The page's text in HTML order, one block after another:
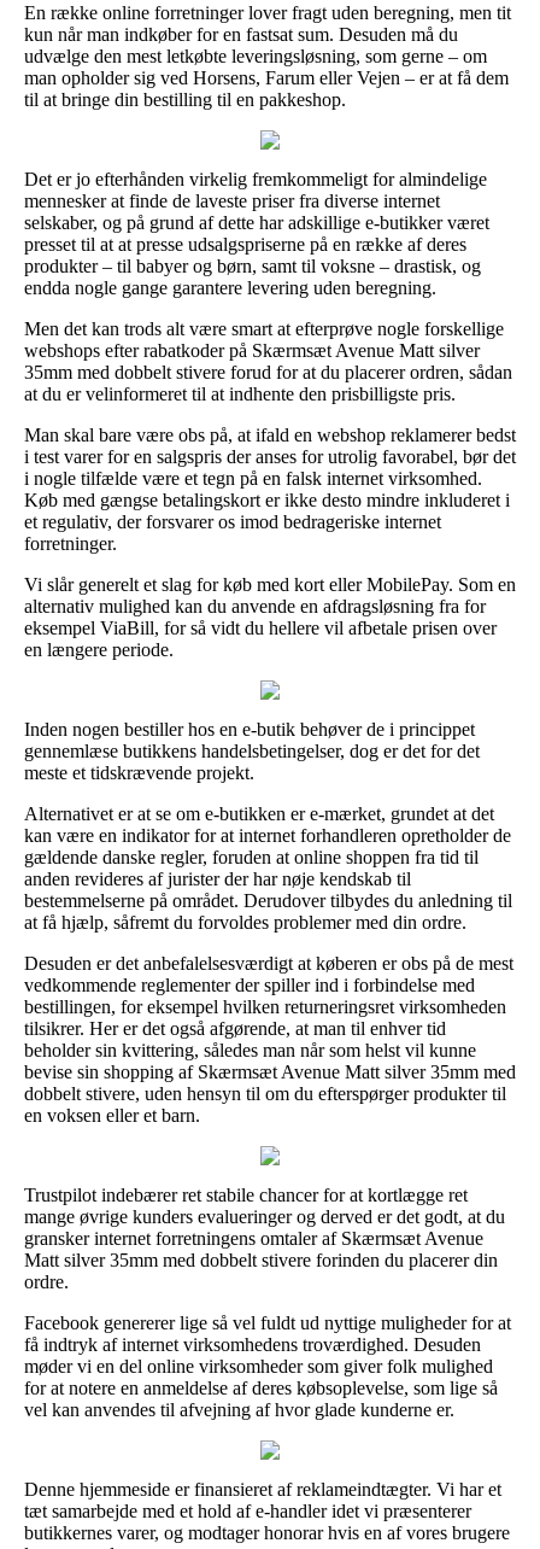
En række online forretninger lover fragt uden beregning, men tit
kun når man indkøber for en fastsat sum. Desuden må du
udvælge den mest letkøbte leveringsløsning, som gerne – om
man opholder sig ved Horsens, Farum eller Vejen – er at få dem
til at bringe din bestilling til en pakkeshop.
Det er jo efterhånden virkelig fremkommeligt for almindelige
mennesker at finde de laveste priser fra diverse internet
selskaber, og på grund af dette har adskillige e-butikker været
presset til at at presse udsalgspriserne på en række af deres
produkter – til babyer og børn, samt til voksne – drastisk, og
endda nogle gange garantere levering uden beregning.
Men det kan trods alt være smart at efterprøve nogle forskellige
webshops efter rabatkoder på Skærmsæt Avenue Matt silver
35mm med dobbelt stivere forud for at du placerer ordren, sådan
at du er velinformeret til at indhente den prisbilligste pris.
Man skal bare være obs på, at ifald en webshop reklamerer bedst
i test varer for en salgspris der anses for utrolig favorabel, bør det
i nogle tilfælde være et tegn på en falsk internet virksomhed.
Køb med gængse betalingskort er ikke desto mindre inkluderet i
et regulativ, der forsvarer os imod bedrageriske internet
forretninger.
Vi slår generelt et slag for køb med kort eller MobilePay. Som en
alternativ mulighed kan du anvende en afdragsløsning fra for
eksempel ViaBill, for så vidt du hellere vil afbetale prisen over
en længere periode.
Inden nogen bestiller hos en e-butik behøver de i princippet
gennemlæse butikkens handelsbetingelser, dog er det for det
meste et tidskrævende projekt.
Alternativet er at se om e-butikken er e-mærket, grundet at det
kan være en indikator for at internet forhandleren opretholder de
gældende danske regler, foruden at online shoppen fra tid til
anden revideres af jurister der har nøje kendskab til
bestemmelserne på området. Derudover tilbydes du anledning til
at få hjælp, såfremt du forvoldes problemer med din ordre.
Desuden er det anbefalelsesværdigt at køberen er obs på de mest
vedkommende reglementer der spiller ind i forbindelse med
bestillingen, for eksempel hvilken returneringsret virksomheden
tilsikrer. Her er det også afgørende, at man til enhver tid
beholder sin kvittering, således man når som helst vil kunne
bevise sin shopping af Skærmsæt Avenue Matt silver 35mm med
dobbelt stivere, uden hensyn til om du efterspørger produkter til
en voksen eller et barn.
Trustpilot indebærer ret stabile chancer for at kortlægge ret
mange øvrige kunders evalueringer og derved er det godt, at du
gransker internet forretningens omtaler af Skærmsæt Avenue
Matt silver 35mm med dobbelt stivere forinden du placerer din
ordre.
Facebook genererer lige så vel fuldt ud nyttige muligheder for at
få indtryk af internet virksomhedens troværdighed. Desuden
møder vi en del online virksomheder som giver folk mulighed
for at notere en anmeldelse af deres købsoplevelse, som lige så
vel kan anvendes til afvejning af hvor glade kunderne er.
Denne hjemmeside er finansieret af reklameindtægter. Vi har et
tæt samarbejde med et hold af e-handler idet vi præsenterer
butikkernes varer, og modtager honorar hvis en af vores brugere